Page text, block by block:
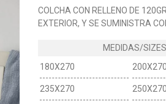
COLCHA CON RELLENO DE
EXTERIOR, Y SE SUMINISTRA
180X270
235X270